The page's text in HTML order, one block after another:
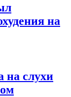
на
на слухи